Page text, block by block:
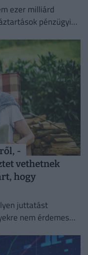
ezer milliárd
pénzügyi
-
vethetnek
hogy
juttatást
nem érdemes